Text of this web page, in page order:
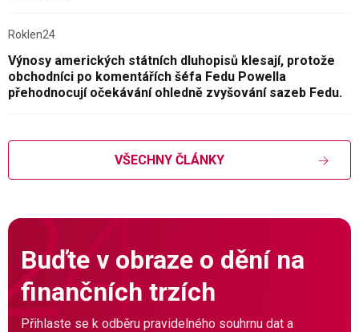
Roklen24
Výnosy amerických státních dluhopisů klesají, protože
obchodníci po komentářích šéfa Fedu Powella
přehodnocují očekávání ohledně zvyšování sazeb Fedu.
VŠECHNY ČLÁNKY
Buďte v obraze o dění na
finančních trzích
Přihlaste se k odběru pravidelného souhrnu dat a